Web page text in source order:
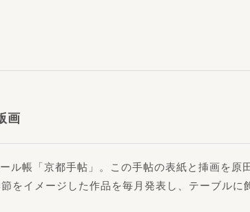
画
ル帳「京都手帖」。この手帖の表紙と挿画を原
をイメージした作品を毎月発表し、テーブルに